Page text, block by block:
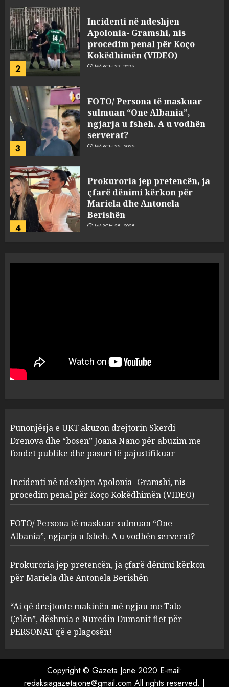
2
Incidenti në ndeshjen
Apolonia- Gramshi, nis
procedim penal për Koço
Kokëdhimën (VIDEO)
MARCH 27, 2025
3
FOTO/ Persona të maskuar
sulmuan “One Albania”,
ngjarja u fsheh. A u vodhën
serverat?
MARCH 25, 2025
4
Prokuroria jep pretencën, ja
çfarë dënimi kërkon për
Mariela dhe Antonela
Berishën
MARCH 25, 2025
1
“bosen” Joana Nano për
abuzim me fondet publike dhe
pasuri të pajustifikuar
2
Apolonia- Gramshi, nis
procedim penal për Koço
Kokëdhimën (VIDEO)
MARCH 27, 2025
3
FOTO/ Persona të maskuar
sulmuan “One Albania”,
ngjarja u fsheh. A u vodhën
serverat?
MARCH 25, 2025
4
Prokuroria jep pretencën, ja
çfarë dënimi kërkon për
Berishën
MARCH 25, 2025
ngjau me Talo Çelën”,
dëshmia e Nuredin Dumanit
Punonjësja e UKT akuzon drejtorin Skerdi
Drenova dhe “bosen” Joana Nano për abuzim me
fondet publike dhe pasuri të pajustifikuar
Incidenti në ndeshjen Apolonia- Gramshi, nis
procedim penal për Koço Kokëdhimën (VIDEO)
FOTO/ Persona të maskuar sulmuan “One
Albania”, ngjarja u fsheh. A u vodhën serverat?
Prokuroria jep pretencën, ja çfarë dënimi kërkon
për Mariela dhe Antonela Berishën
“Ai që drejtonte makinën më ngjau me Talo
Çelën”, dëshmia e Nuredin Dumanit flet për
PERSONAT që e plagosën!
Copyright © Gazeta Jonë 2020 E-mail:
redaksiagazetajone@gmail.com All rights reserved. |